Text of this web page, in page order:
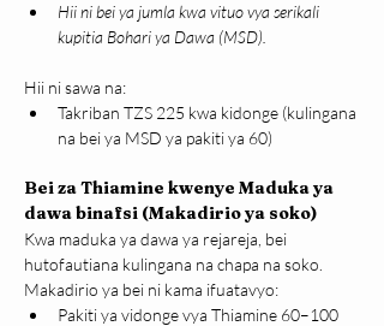
Hii ni bei ya jumla kwa vituo vya serikali
kupitia Bohari ya Dawa (MSD).
Hii ni sawa na:
Takriban TZS 225 kwa kidonge (kulingana
na bei ya MSD ya pakiti ya 60)
Bei za Thiamine kwenye Maduka ya
dawa binafsi (Makadirio ya soko)
Kwa maduka ya dawa ya rejareja, bei
hutofautiana kulingana na chapa na soko.
Makadirio ya bei ni kama ifuatavyo:
Pakiti ya vidonge vya Thiamine 60–100